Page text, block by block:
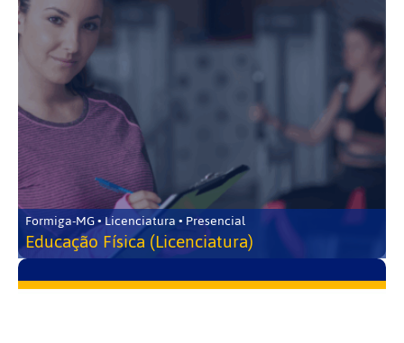
Formiga-MG • Licenciatura • Presencial
Educação Física (Licenciatura)